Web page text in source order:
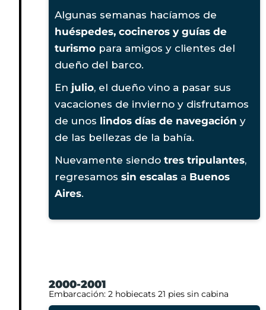
Algunas semanas hacíamos de
huéspedes, cocineros y guías de
turismo para amigos y clientes del
dueño del barco.
En julio, el dueño vino a pasar sus
vacaciones de invierno y disfrutamos
de unos lindos días de navegación y
de las bellezas de la bahía.
Nuevamente siendo tres tripulantes,
regresamos sin escalas a Buenos
Aires.
2000-2001
Embarcación: 2 hobiecats 21 pies sin cabina